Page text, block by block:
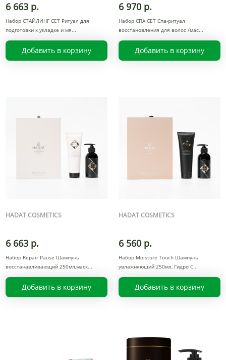
6 663 р.
Набор СТАЙЛИНГ СЕТ Ритуал для
подготовки к укладке и мя
Добавить в корзину
6 970 р.
Набор СПА СЕТ Спа-ритуал
восстановления для волос /мас
Добавить в корзину
HADAT COSMETICS
6 663 р.
Набор Repair Pause Шампунь
восстанавливающий 250мл,маск
Добавить в корзину
HADAT COSMETICS
6 560 р.
Набор Moisture Touch Шампунь
увлажняющий 250мл, Гидро С
Добавить в корзину